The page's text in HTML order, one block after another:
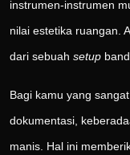
instrumen-instrumen
nilai estetika ruangan.
dari sebuah setup
Bagi kamu yang
dokumentasi,
manis. Hal ini